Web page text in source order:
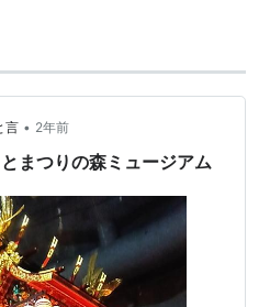
言 • 2年前
まつりの森ミュージアム